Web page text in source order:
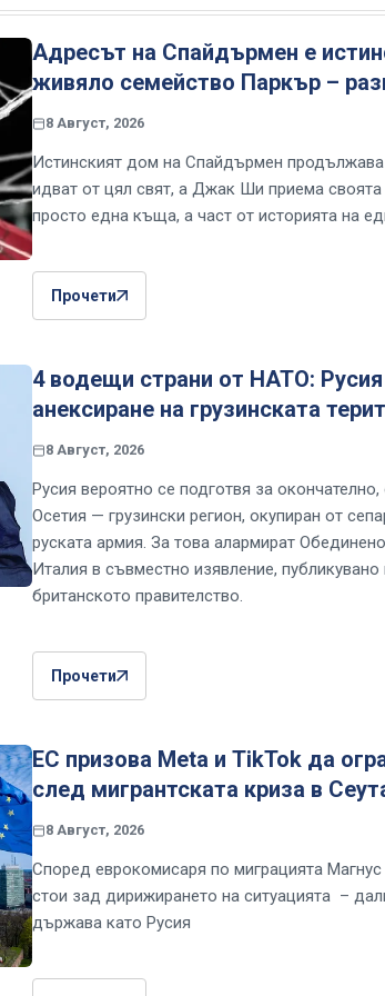
Адресът на Спайдърмен е
живяло семейство Паркър –
8 Август, 2026
Истинският дом на Спайдърмен
идват от цял свят, а Джак Ши приема
просто една къща, а част от историята на
Прочети
4 водещи страни от НАТО:
анексиране на грузинската
8 Август, 2026
Русия вероятно се подготвя за
Осетия — грузински регион, окупиран от
руската армия. За това алармират
Италия в съвместно изявление,
британското правителство.
Прочети
ЕС призова Meta и TikTok да
след мигрантската криза в
8 Август, 2026
Според еврокомисаря по миграцията
стои зад дирижирането на ситуацията –
държава като Русия